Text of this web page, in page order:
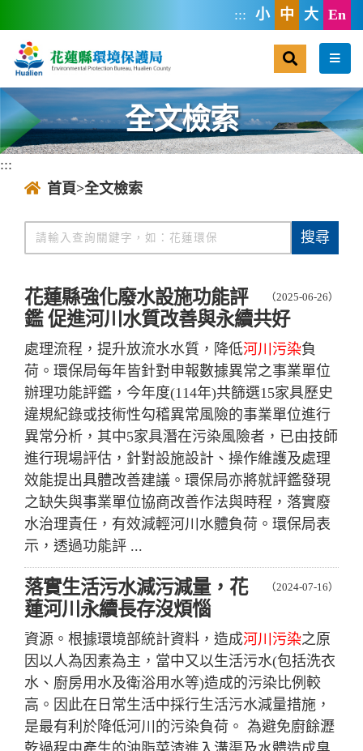
::: 小 中 大 En
選單
全文檢索
:::
首頁>全文檢索
全文檢索
搜尋
（2025-06-26）
花蓮縣強化廢水設施功能評
鑑 促進河川水質改善與永續共好
處理流程，提升放流水水質，降低河川污染負
荷。環保局每年皆針對申報數據異常之事業單位
辦理功能評鑑，今年度(114年)共篩選15家具歷史
違規紀錄或技術性勾稽異常風險的事業單位進行
異常分析，其中5家具潛在污染風險者，已由技師
進行現場評估，針對設施設計、操作維護及處理
效能提出具體改善建議。環保局亦將就評鑑發現
之缺失與事業單位協商改善作法與時程，落實廢
水治理責任，有效減輕河川水體負荷。環保局表
示，透過功能評 ...
（2024-07-16）
落實生活污水減污減量，花
蓮河川永續長存沒煩惱
資源。根據環境部統計資料，造成河川污染之原
因以人為因素為主，當中又以生活污水(包括洗衣
水、廚房用水及衛浴用水等)造成的污染比例較
高。因此在日常生活中採行生活污水減量措施，
是最有利於降低河川的污染負荷。 為避免廚餘瀝